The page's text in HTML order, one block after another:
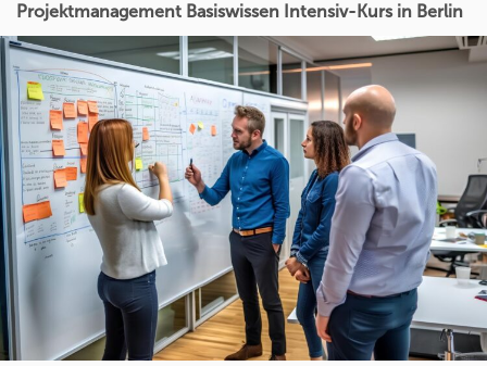
Projektmanagement Basiswissen Intensiv-Kurs in Berlin